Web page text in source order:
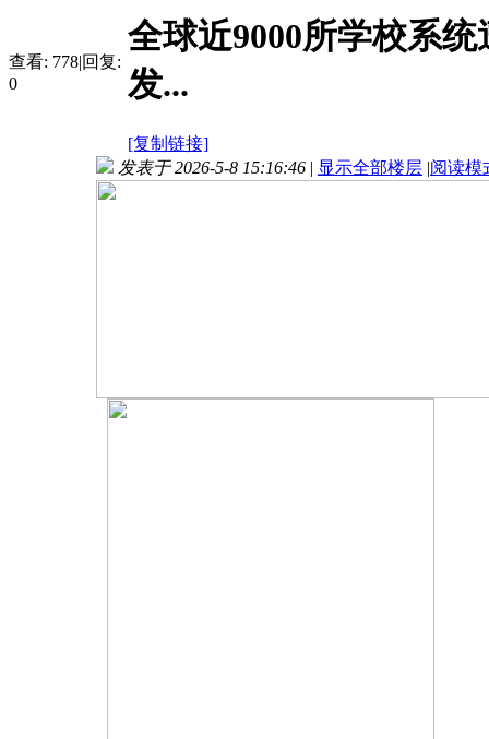
查看: 778|回复:
0
全球近9000所学校系
发...
[复制链接]
发表于 2026-5-8 15:16:46 | 显示全部楼层 |阅读模